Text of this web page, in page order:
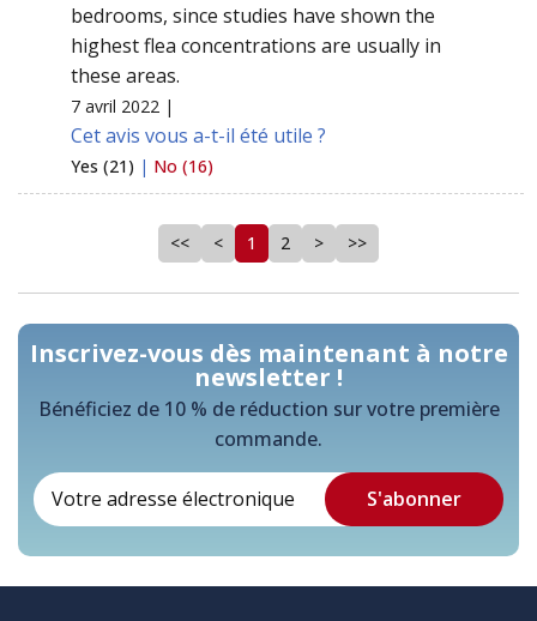
bedrooms, since studies have shown the
highest flea concentrations are usually in
these areas.
7 avril 2022 |
Cet avis vous a-t-il été utile ?
Yes (21) | No (16)
<< < 1 2 > >>
Inscrivez-vous dès maintenant à notre
newsletter !
Bénéficiez de 10 % de réduction sur votre première
commande.